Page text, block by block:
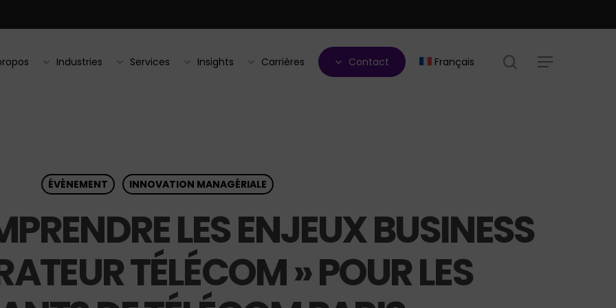
Industries Services Insights Carrières Contact Français search
Menu
ÉVÈNEMENT INNOVATION MANAGÉRIALE
LES ENJEUX BUSINESS
TÉLÉCOM » POUR LES